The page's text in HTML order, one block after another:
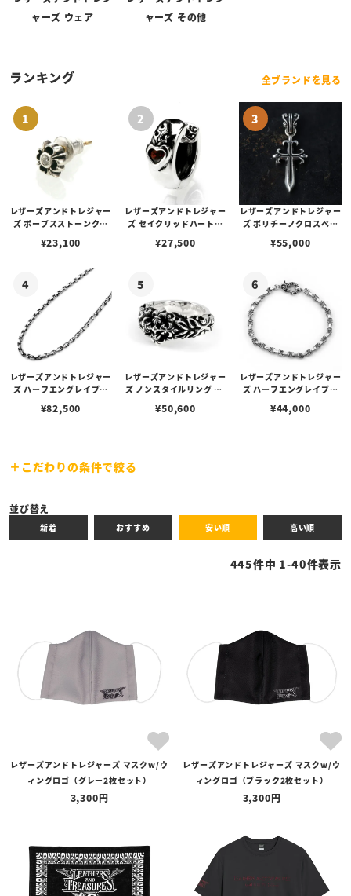
※商品ページでカラーがお選びいただける場合は、お問い合わせ不要でご注文いた
だけます。
に違いが生じる可能性がございます。予めご了承くださいませ。
スティングレイ
ブラック レッド ブルー
グリーン イエロー ターコイズ
バーガンディ
サンディッドスティングレイ
ブラック レッド グリーン
オレンジ イエロー
ャーズ ウェア
ャーズ その他
ランキング 全ブランドを見る
レザーズアンドトレジャー
ズ ポープスストーンクロ
ド
¥23,100
レザーズアンドトレジャー
ズ セイクリッドハートピ
¥27,500
レザーズアンドトレジャー
ズ ポリチーノクロスペン
み）
¥55,000
レザーズアンドトレジャー
ズ ハーフエングレイブリ
ククラスプ（カニカン） 6
¥82,500
レザーズアンドトレジャー
ズ ノンスタイルリング w/
¥50,600
レザーズアンドトレジャー
ズ ハーフエングレイブリ
18cm
¥44,000
こだわりの条件で絞る
全ての商品
セール商品
カテゴリ
価格
在庫あり
在庫なしを含む
並び替え
新着 おすすめ 安い順 高い順
445件中 1-40件表示
レザーズアンドトレジャーズ マスクw/ウ
ィングロゴ（グレー2枚セット）
3,300
レザーズアンドトレジャーズ マスクw/ウ
ィングロゴ（ブラック2枚セット）
3,300